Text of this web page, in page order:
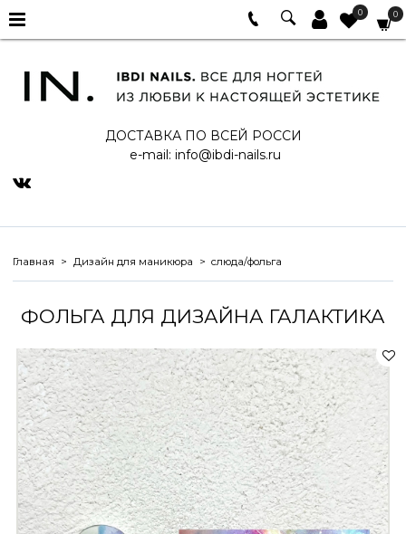
0 0
ДОСТАВКА ПО ВСЕЙ РОССИ
e-mail: info@ibdi-nails.ru
Главная Дизайн для маникюра слюда/фольга
ФОЛЬГА ДЛЯ ДИЗАЙНА ГАЛАКТИКА